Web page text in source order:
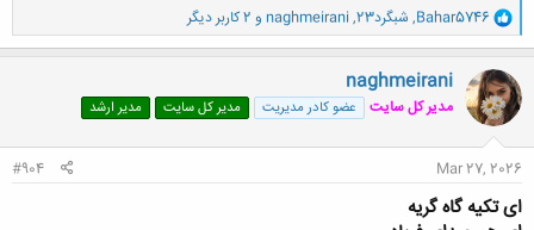
و
ا
ک
ن
ش
ه
ا
Bahar5746
, شبگرد23 ,
naghmeirani و 2 کاربر دیگر
naghmeirani
مدیر کل سایت عضو کادر مدیریت مدیر کل سایت مدیر ارشد
Mar 27, 2026
#904
ای تکیه گاه گریه